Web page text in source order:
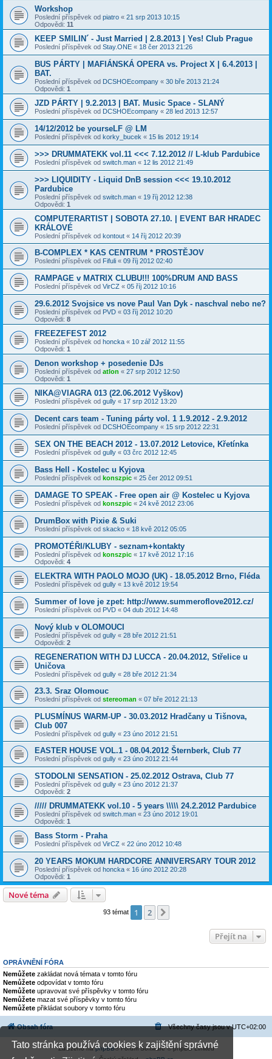
Tato stránka používá cookies k zajištění správné
Workshop
Poslední příspěvek od piatro « 21 srp 2013 10:15
Odpovědi: 11
KEEP SMILIN´ - Just Married | 2.8.2013 | Yes! Club Prague
Poslední příspěvek od Stay.ONE « 18 čer 2013 21:26
BUS PÁRTY | MAFIÁNSKÁ OPERA vs. Project X | 6.4.2013 |
BAT.
Poslední příspěvek od DCSHOEcompany « 30 bře 2013 21:24
Odpovědi: 1
JZD PÁRTY | 9.2.2013 | BAT. Music Space - SLANÝ
Poslední příspěvek od DCSHOEcompany « 28 led 2013 12:57
14/12/2012 be yourseLF @ LM
Poslední příspěvek od korky_bucek « 15 lis 2012 19:14
>>> DRUMMATEKK vol.11 <<< 7.12.2012 // L-klub Pardubice
Poslední příspěvek od switch.man « 12 lis 2012 21:49
>>> LIQUIDITY - Liquid DnB session <<< 19.10.2012
Pardubice
Poslední příspěvek od switch.man « 19 říj 2012 12:38
Odpovědi: 1
COMPUTERARTIST | SOBOTA 27.10. | EVENT BAR HRADEC
KRÁLOVÉ
Poslední příspěvek od kontout « 14 říj 2012 20:39
B-COMPLEX * KAS CENTRUM * PROSTĚJOV
Poslední příspěvek od Fifuli « 09 říj 2012 02:40
RAMPAGE v MATRIX CLUBU!!! 100%DRUM AND BASS
Poslední příspěvek od VirCZ « 05 říj 2012 10:16
29.6.2012 Svojsice vs nove Paul Van Dyk - naschval nebo ne?
Poslední příspěvek od PVD « 03 říj 2012 10:20
Odpovědi: 8
FREEZEFEST 2012
Poslední příspěvek od honcka « 10 zář 2012 11:55
Odpovědi: 1
Denon workshop + posedenie DJs
Poslední příspěvek od atlon « 27 srp 2012 12:50
Odpovědi: 1
NIKA@VIAGRA 013 (22.06.2012 Vyškov)
Poslední příspěvek od gully « 17 srp 2012 13:20
Decent cars team - Tuning párty vol. 1 1.9.2012 - 2.9.2012
Poslední příspěvek od DCSHOEcompany « 15 srp 2012 22:31
SEX ON THE BEACH 2012 - 13.07.2012 Letovice, Křetínka
Poslední příspěvek od gully « 03 črc 2012 12:45
Bass Hell - Kostelec u Kyjova
Poslední příspěvek od konszpic « 25 čer 2012 09:51
DAMAGE TO SPEAK - Free open air @ Kostelec u Kyjova
Poslední příspěvek od konszpic « 24 kvě 2012 23:06
DrumBox with Pixie & Suki
Poslední příspěvek od skacko « 18 kvě 2012 05:05
PROMOTÉŘI/KLUBY - seznam+kontakty
Poslední příspěvek od konszpic « 17 kvě 2012 17:16
Odpovědi: 4
ELEKTRA WITH PAOLO MOJO (UK) - 18.05.2012 Brno, Fléda
Poslední příspěvek od gully « 13 kvě 2012 19:54
Summer of love je zpet: http://www.summeroflove2012.cz/
Poslední příspěvek od PVD « 04 dub 2012 14:48
Nový klub v OLOMOUCI
Poslední příspěvek od gully « 28 bře 2012 21:51
Odpovědi: 2
REGENERATION WITH DJ LUCCA - 20.04.2012, Střelice u
Uničova
Poslední příspěvek od gully « 28 bře 2012 21:34
23.3. Sraz Olomouc
Poslední příspěvek od stereoman « 07 bře 2012 21:13
PLUSMÍNUS WARM-UP - 30.03.2012 Hradčany u Tišnova,
Club 007
Poslední příspěvek od gully « 23 úno 2012 21:51
EASTER HOUSE VOL.1 - 08.04.2012 Šternberk, Club 77
Poslední příspěvek od gully « 23 úno 2012 21:44
STODOLNI SENSATION - 25.02.2012 Ostrava, Club 77
Poslední příspěvek od gully « 23 úno 2012 21:37
Odpovědi: 2
///// DRUMMATEKK vol.10 - 5 years \\\\\ 24.2.2012 Pardubice
Poslední příspěvek od switch.man « 23 úno 2012 19:01
Odpovědi: 1
Bass Storm - Praha
Poslední příspěvek od VirCZ « 22 úno 2012 10:48
20 YEARS MOKUM HARDCORE ANNIVERSARY TOUR 2012
Poslední příspěvek od honcka « 16 úno 2012 20:28
Odpovědi: 1
Nové téma
93 témat 1 2
Přejít na
OPRÁVNĚNÍ FÓRA
Nemůžete zakládat nová témata v tomto fóru
Nemůžete odpovídat v tomto fóru
Nemůžete upravovat své příspěvky v tomto fóru
Nemůžete mazat své příspěvky v tomto fóru
Nemůžete přikládat soubory v tomto fóru
Obsah fóra Všechny časy jsou vUTC+02:00
Založeno naphpBB® Forum Software © phpBB Limited